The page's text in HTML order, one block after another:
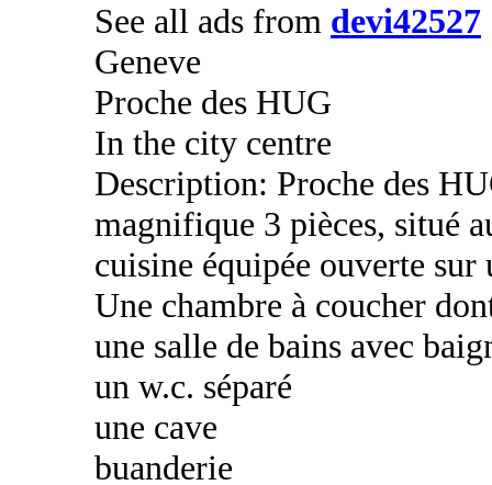
See all ads from devi42527
Geneve
Proche des HUG
In the city centre
Description: Proche des
magnifique 3 pièces, situé
cuisine équipée ouverte sur
Une chambre à coucher
une salle de bains avec
un w.c. séparé
une cave
buanderie